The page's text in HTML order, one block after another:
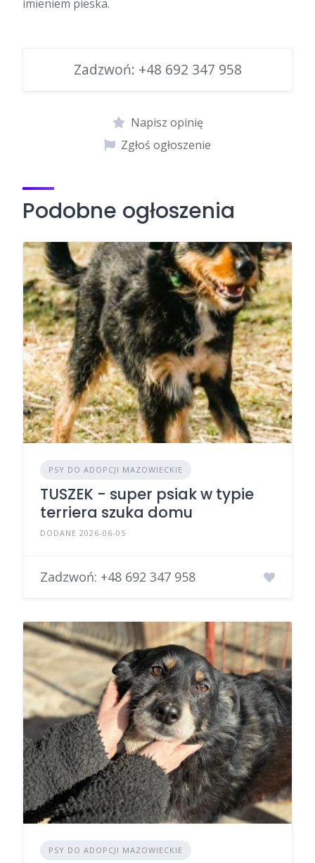
imieniem pieska.
Zadzwoń: +48 692 347 958
Napisz opinię
Zgłoś ogłoszenie
Podobne ogłoszenia
PSY DO ADOPCJI MAZOWIECKIE
TUSZEK - super psiak w typie
terriera szuka domu
DODANE 2026-06-05
Zadzwoń: +48 692 347 958
PSY DO ADOPCJI MAZOWIECKIE